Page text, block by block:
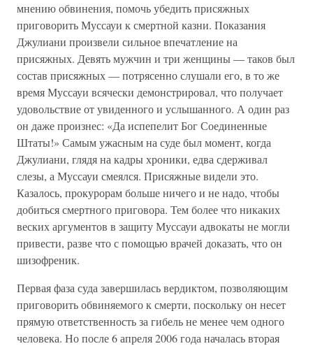
мнению обвинения, помочь убедить присяжных
приговорить Муссауи к смертной казни. Показания
Джулиани произвели сильное впечатление на
присяжных. Девять мужчин и три женщины — таков был
состав присяжных — потрясенно слушали его, в то же
время Муссауи всячески демонстрировал, что получает
удовольствие от увиденного и услышанного. А один раз
он даже произнес: «Да испепелит Бог Соединенные
Штаты!» Самым ужасным на суде был момент, когда
Джулиани, глядя на кадры хроники, едва сдерживал
слезы, а Муссауи смеялся. Присяжные видели это.
Казалось, прокурорам больше ничего и не надо, чтобы
добиться смертного приговора. Тем более что никаких
веских аргументов в защиту Муссауи адвокаты не могли
привести, разве что с помощью врачей доказать, что он
шизофреник.
Первая фаза суда завершилась вердиктом, позволяющим
приговорить обвиняемого к смерти, поскольку он несет
прямую ответственность за гибель не менее чем одного
человека. Но после 6 апреля 2006 года началась вторая